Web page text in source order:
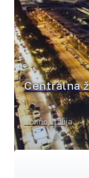
Centralna
Torino, Italija